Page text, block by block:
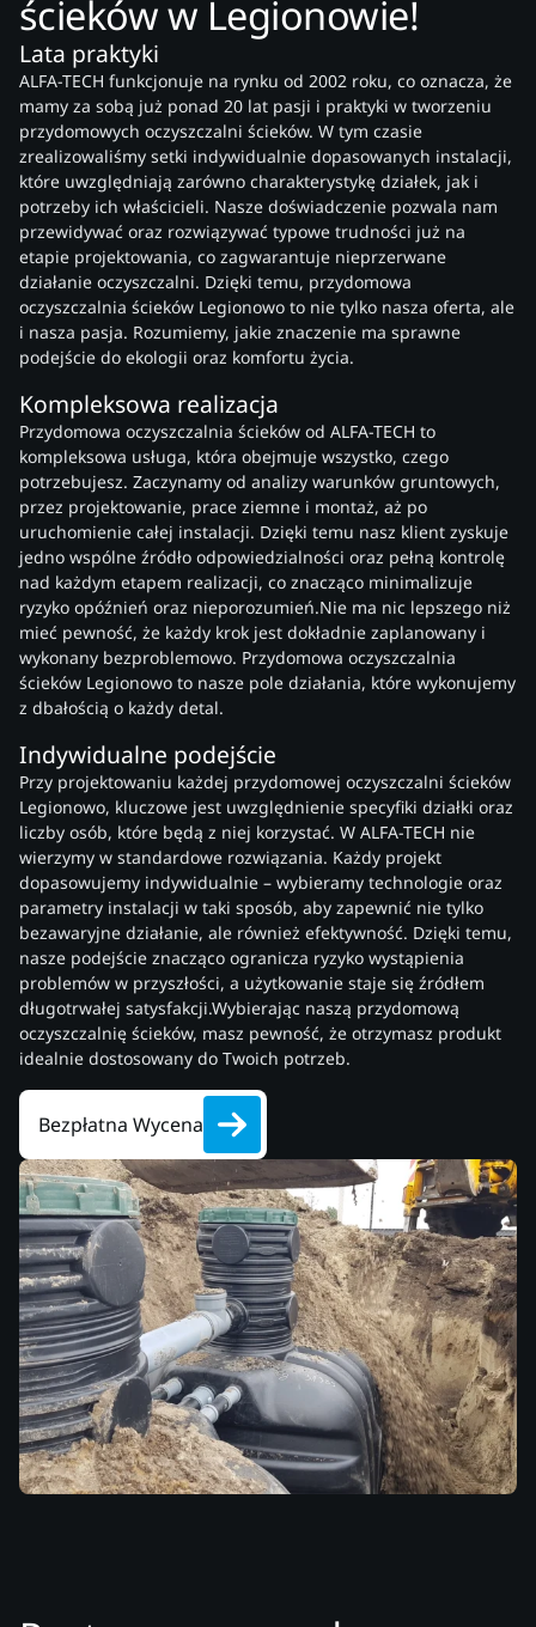
ścieków w Legionowie!
Lata praktyki
ALFA-TECH funkcjonuje na rynku od 2002 roku, co oznacza, że
mamy za sobą już ponad 20 lat pasji i praktyki w tworzeniu
przydomowych oczyszczalni ścieków. W tym czasie
zrealizowaliśmy setki indywidualnie dopasowanych instalacji,
które uwzględniają zarówno charakterystykę działek, jak i
potrzeby ich właścicieli. Nasze doświadczenie pozwala nam
przewidywać oraz rozwiązywać typowe trudności już na
etapie projektowania, co zagwarantuje nieprzerwane
działanie oczyszczalni. Dzięki temu, przydomowa
oczyszczalnia ścieków Legionowo to nie tylko nasza oferta, ale
i nasza pasja. Rozumiemy, jakie znaczenie ma sprawne
podejście do ekologii oraz komfortu życia.
Kompleksowa realizacja
Przydomowa oczyszczalnia ścieków od ALFA-TECH to
kompleksowa usługa, która obejmuje wszystko, czego
potrzebujesz. Zaczynamy od analizy warunków gruntowych,
przez projektowanie, prace ziemne i montaż, aż po
uruchomienie całej instalacji. Dzięki temu nasz klient zyskuje
jedno wspólne źródło odpowiedzialności oraz pełną kontrolę
nad każdym etapem realizacji, co znacząco minimalizuje
ryzyko opóźnień oraz nieporozumień.Nie ma nic lepszego niż
mieć pewność, że każdy krok jest dokładnie zaplanowany i
wykonany bezproblemowo. Przydomowa oczyszczalnia
ścieków Legionowo to nasze pole działania, które wykonujemy
z dbałością o każdy detal.
Indywidualne podejście
Przy projektowaniu każdej przydomowej oczyszczalni ścieków
Legionowo, kluczowe jest uwzględnienie specyfiki działki oraz
liczby osób, które będą z niej korzystać. W ALFA-TECH nie
wierzymy w standardowe rozwiązania. Każdy projekt
dopasowujemy indywidualnie – wybieramy technologie oraz
parametry instalacji w taki sposób, aby zapewnić nie tylko
bezawaryjne działanie, ale również efektywność. Dzięki temu,
nasze podejście znacząco ogranicza ryzyko wystąpienia
problemów w przyszłości, a użytkowanie staje się źródłem
długotrwałej satysfakcji.Wybierając naszą przydomową
oczyszczalnię ścieków, masz pewność, że otrzymasz produkt
idealnie dostosowany do Twoich potrzeb.
Bezpłatna Wycena